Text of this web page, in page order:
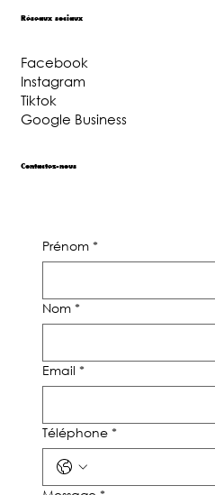
Réseaux sociaux
Facebook
Instagram
Tiktok
Google Business
Prénom *
Nom *
Email *
Téléphone *
Contactez-nous